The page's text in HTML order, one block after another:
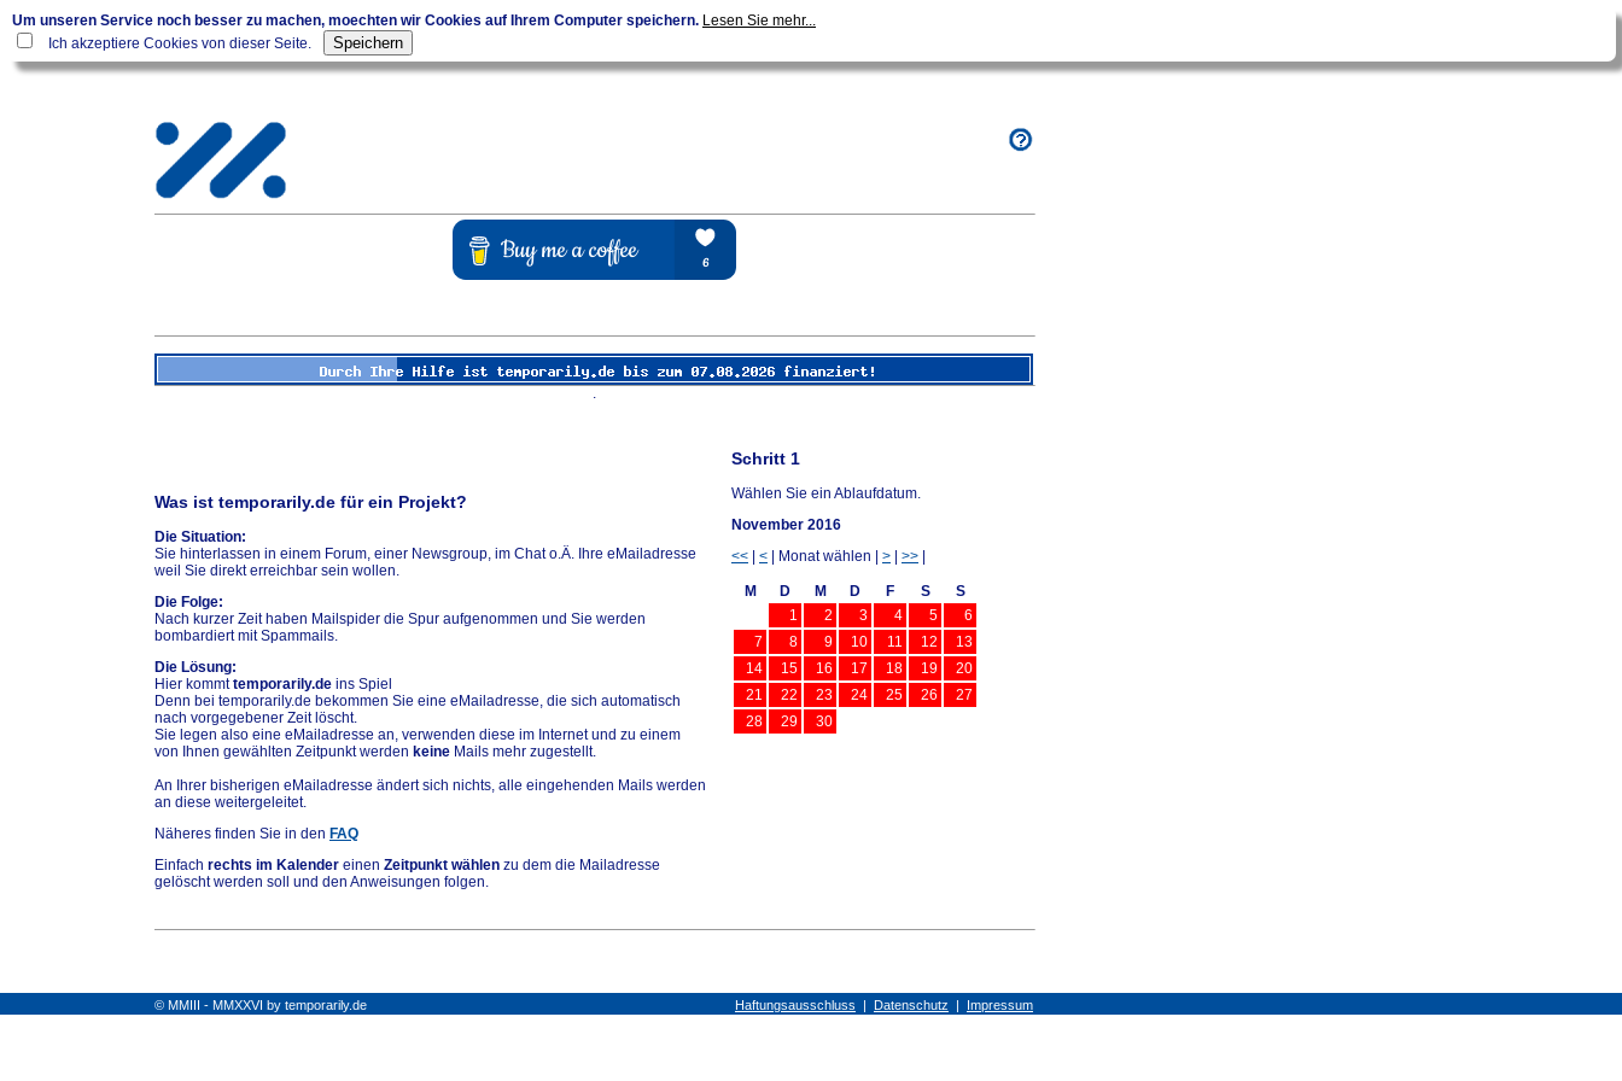
Um unseren Service noch besser zu machen, moechten wir Cookies auf Ihrem Computer speichern. Lesen Sie mehr...
Ich akzeptiere Cookies von dieser Seite.
.
Was ist temporarily.de für ein Projekt?
Die Situation:
Sie hinterlassen in einem Forum, einer Newsgroup, im Chat o.Ä. Ihre eMailadresse
weil Sie direkt erreichbar sein wollen.
Die Folge:
Nach kurzer Zeit haben Mailspider die Spur aufgenommen und Sie werden
bombardiert mit Spammails.
Die Lösung:
Hier kommttemporarily.de ins Spiel
Denn bei temporarily.de bekommen Sie eine eMailadresse, die sich automatisch
nach vorgegebener Zeit löscht.
Sie legen also eine eMailadresse an, verwenden diese im Internet und zu einem
von Ihnen gewählten Zeitpunkt werden keine Mails mehr zugestellt.
An Ihrer bisherigen eMailadresse ändert sich nichts, alle eingehenden Mails werden
an diese weitergeleitet.
Näheres finden Sie in den FAQ
Einfach rechts im Kalender einen Zeitpunkt wählen zu dem die Mailadresse
gelöscht werden soll und den Anweisungen folgen.
Schritt 1
Wählen Sie ein Ablaufdatum.
November 2016
<<
< | Monat wählen | > >>
M D M D F S
S
1
2 3 4 5
6
7
8 9 10 11 12
13
14
15 16 17 18 19
20
21
22 23 24 25 26
27
28
29 30
© MMIII - MMXXVI by temporarily.de Haftungsausschluss | Datenschutz | Impressum